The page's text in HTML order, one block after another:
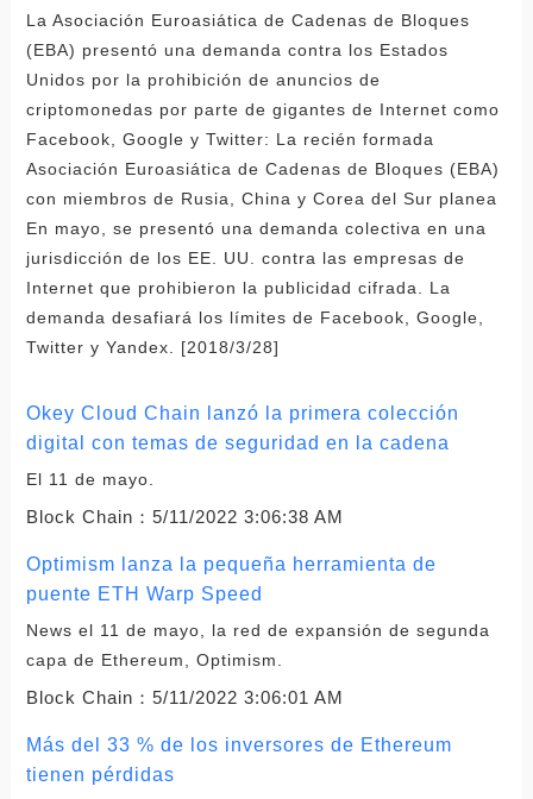
La Asociación Euroasiática de Cadenas de Bloques
(EBA) presentó una demanda contra los Estados
Unidos por la prohibición de anuncios de
criptomonedas por parte de gigantes de Internet como
Facebook, Google y Twitter: La recién formada
Asociación Euroasiática de Cadenas de Bloques (EBA)
con miembros de Rusia, China y Corea del Sur planea
En mayo, se presentó una demanda colectiva en una
jurisdicción de los EE. UU. contra las empresas de
Internet que prohibieron la publicidad cifrada. La
demanda desafiará los límites de Facebook, Google,
Twitter y Yandex. [2018/3/28]
Okey Cloud Chain lanzó la primera colección
digital con temas de seguridad en la cadena
El 11 de mayo.
Block Chain： 5/11/2022 3:06:38 AM
Optimism lanza la pequeña herramienta de
puente ETH Warp Speed
News el 11 de mayo, la red de expansión de segunda
capa de Ethereum, Optimism.
Block Chain： 5/11/2022 3:06:01 AM
Más del 33 % de los inversores de Ethereum
tienen pérdidas